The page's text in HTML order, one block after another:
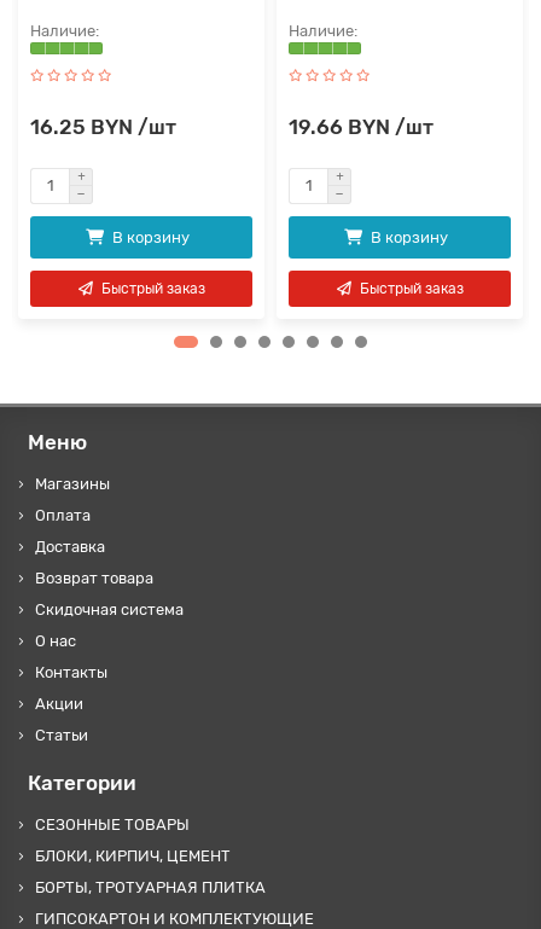
16.25 BYN /шт
В корзину
Быстрый заказ
19.66 BYN /шт
В корзину
Быстрый заказ
Меню
Магазины
Оплата
Доставка
Возврат товара
Скидочная система
О нас
Контакты
Акции
Статьи
Категории
СЕЗОННЫЕ ТОВАРЫ
БЛОКИ, КИРПИЧ, ЦЕМЕНТ
БОРТЫ, ТРОТУАРНАЯ ПЛИТКА
ГИПСОКАРТОН И КОМПЛЕКТУЮЩИЕ